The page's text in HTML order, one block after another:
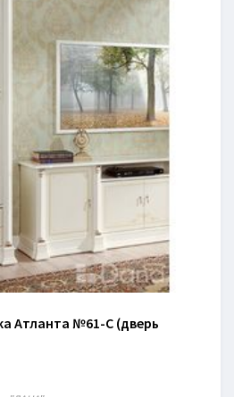
Атланта №61-C (дверь